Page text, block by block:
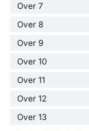
Over 7
Over 8
Over 9
Over 10
Over 11
Over 12
Over 13